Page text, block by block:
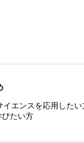
イエンスを応用したい
びたい方